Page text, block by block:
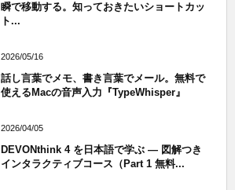
瞬で移動する。知っておきたいショートカッ
ト...
2026/05/16
話し言葉でメモ、書き言葉でメール。無料で
使えるMacの音声入力『TypeWhisper』
2026/04/05
DEVONthink 4 を日本語で学ぶ — 図解つき
インタラクティブコース（Part 1 無料...